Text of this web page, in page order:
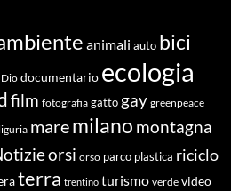
animali auto bici
Dio documentario ecologia
film fotografia gatto gay greenpeace
liguria maremilano montagna
orsi orso parco plastica riciclo
terra trentino turismo verde video